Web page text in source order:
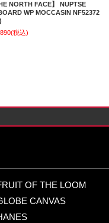
NORTH FACE】 NUPTSE
WP MOCCASIN NF52372
(税込)
OF THE LOOM
CANVAS